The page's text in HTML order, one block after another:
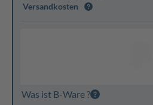
Versandkosten
Was ist B-Ware ?